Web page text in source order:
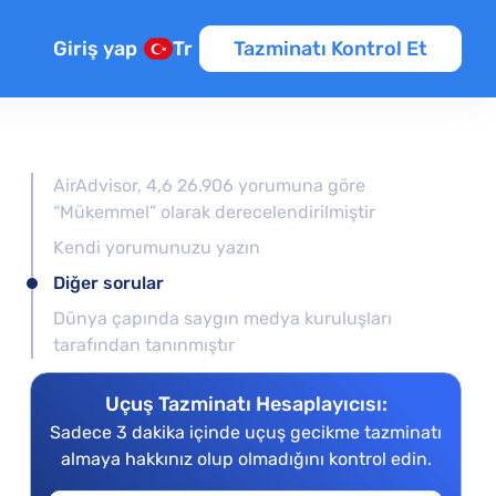
Giriş yap Tr Tazminatı Kontrol Et
AirAdvisor, 4,6 26.906 yorumuna göre
“Mükemmel” olarak derecelendirilmiştir
Kendi yorumunuzu yazın
Diğer sorular
Dünya çapında saygın medya kuruluşları
tarafından tanınmıştır
Uçuş Tazminatı Hesaplayıcısı:
Sadece 3 dakika içinde uçuş gecikme tazminatı
almaya hakkınız olup olmadığını kontrol edin.